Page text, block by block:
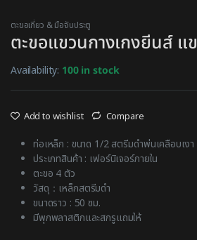
ตะขอเกี่ยว & มือจับประตู
ตะขอแขวนกางเกงยีนส์ แ
Availability: 100 in stock
Add to wishlist Compare
ท่อเหล็ก : ขนาด 1/2 สตรีมดำพ่นเคลือบเงา
ประเภทสินค้า : เฟอร์นิเจอร์ภายใน
ตะขอ 4 ตัว
วัสดุ：เหล็กสตรีมดำ
ขนาดราว : 50 ซม.
มีพุกพลาสติกและสกรูแถมให้